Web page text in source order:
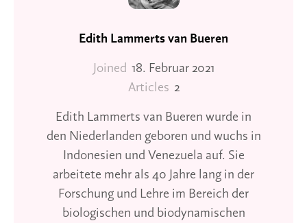
Edith Lammerts van Bueren
Joined 18. Februar 2021
Articles 2
Edith Lammerts van Bueren wurde in
den Niederlanden geboren und wuchs in
Indonesien und Venezuela auf. Sie
arbeitete mehr als 40 Jahre lang in der
Forschung und Lehre im Bereich der
biologischen und biodynamischen